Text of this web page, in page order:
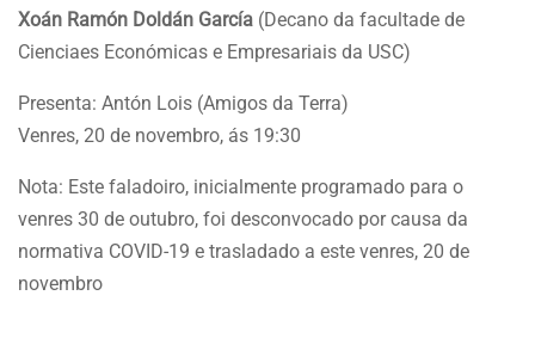
Xoán Ramón Doldán García (Decano da facultade de
Cienciaes Económicas e Empresariais da USC)
Presenta: Antón Lois (Amigos da Terra)
Venres, 20 de novembro, ás 19:30
Nota: Este faladoiro, inicialmente programado para o
venres 30 de outubro, foi desconvocado por causa da
normativa COVID-19 e trasladado a este venres, 20 de
novembro